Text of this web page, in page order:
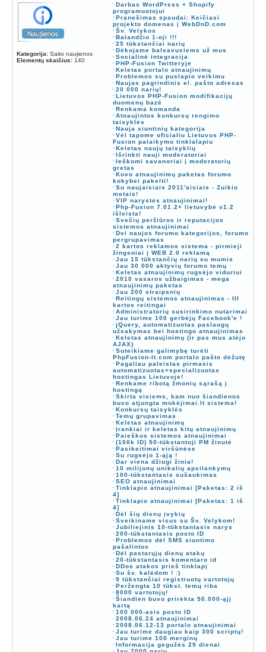
Kategorija:Saito naujienos
Elementų skaičius:140
Darbas WordPress + Shopify
programuotojui
Pranešimas spaudai: Keičiasi
projekto domenas į WebDnD.com
Šv. Velykos
Balandžio 1-oji !!!
25 tūkstančiai narių
Dėkojame balsavusiems už mus
Socialinė integracija
PHP-Fusion Twitteryje
Keletas portalo atnaujinimų
Problemos su puslapio veikimu
Naujas pagrindinis el. pašto adresas
20 000 narių!
Lietuvos PHP-Fusion modifikacijų
duomenų bazė
Renkama komanda
Atnaujintos konkursų rengimo
taisyklės
Nauja siuntinių kategorija
Vėl tapome oficialiu Lietuvos PHP-
Fusion palaikymo tinklalapiu
Keletas naujų taisyklių
Išrinkti nauji moderatoriai
Ieškomi savanoriai į moderatorių
gretas
Kovo atnaujinimų paketas forumo
kokybei pakelti!
Su naujaisiais 2011'aisiais - Zuikio
metais!
VIP narystės atnaujinimai!
Php-Fusion 7.01.2+ lietuvybė v1.2
išleista!
Svečių peržiūros ir reputacijos
sistemos atnaujinimai
Dvi naujos forumo kategorijos, forumo
pergrupavimas
2 kartos reklamos sistema - pirmieji
žingsniai į WEB 2.0 reklamą
Jau 15 tūkstančių narių su mumis
Jau 30 000 aktyvių forumo temų
Keletas atnaujinimų rugsėjo viduriui
2010 vasaros užbaigimas - mega
atnaujinimų paketas
Jau 200 straipsnių
Reitingų sistemos atnaujinimas - III
kartos reitingai
Administratorių susirinkimo nutarimai
Jau turime 100 gerbėjų Facebook'e !
jQuery, automatizuotas paslaugų
užsakymas bei hostingo atnaujinimas
Keletas atnaujinimų (ir pas mus atėjo
AJAX)
Suteikiame galimybę turėti
PhpFusion-lt.com portalo pašto dėžutę
Pagaliau paleistas pirmasis
automatizuotas+specializuotas
hostingas Lietuvoje!
Renkame ribotą žmonių sąrašą į
hostingą
Skirta visiems, kam nuo šiandienos
buvo atjungta mokėjimai.lt sistema!
Konkursų taisyklės
Temų grupavimas
Keletas atnaujinimų
Įrankiai ir keletas kitų atnaujinimų
Paieškos sistemos atnaujinimai
(100k ID) 50-tūkstantoji PM žinutė
Pasikeitimai viršūnėse
Su rugsėjo 1-ąją !
Dar viena džiugi žinia!
10 milijonų unikalių apsilankymų
100-tūkstantasis sušaukimas
SEO atnaujinimai
Tinklapio atnaujinimai [Paketas: 2 iš
4]
Tinklapio atnaujinimai [Paketas: 1 iš
4]
Dėl šių dienų įvykių
Sveikiname visus su Šv. Velykom!
Jubiliejinis 10-tūkstantasis narys
200-tūkstantasis posto ID
Problemos dėl SMS siuntimo
pašalintos
Dėl pastarųjų dienų atakų
20-tūkstantasis komentaro id
DDos atakos prieš tinklapį
Su šv. kalėdom ! :)
9 tūkstančiai registruotų vartotojų
Peržengta 10 tūkst. temų riba
8000 vartotojų!
Šiandien buvo prirėkta 50.000-ąjį
kartą
100 000-asis posto ID
2008.06.24 atnaujinimai
2008.06.12-13 portalo atnaujinimai
Jau turime daugiau kaip 300 scriptų!
Jau turime 100 merginų
Informacija gegužės 29 dienai